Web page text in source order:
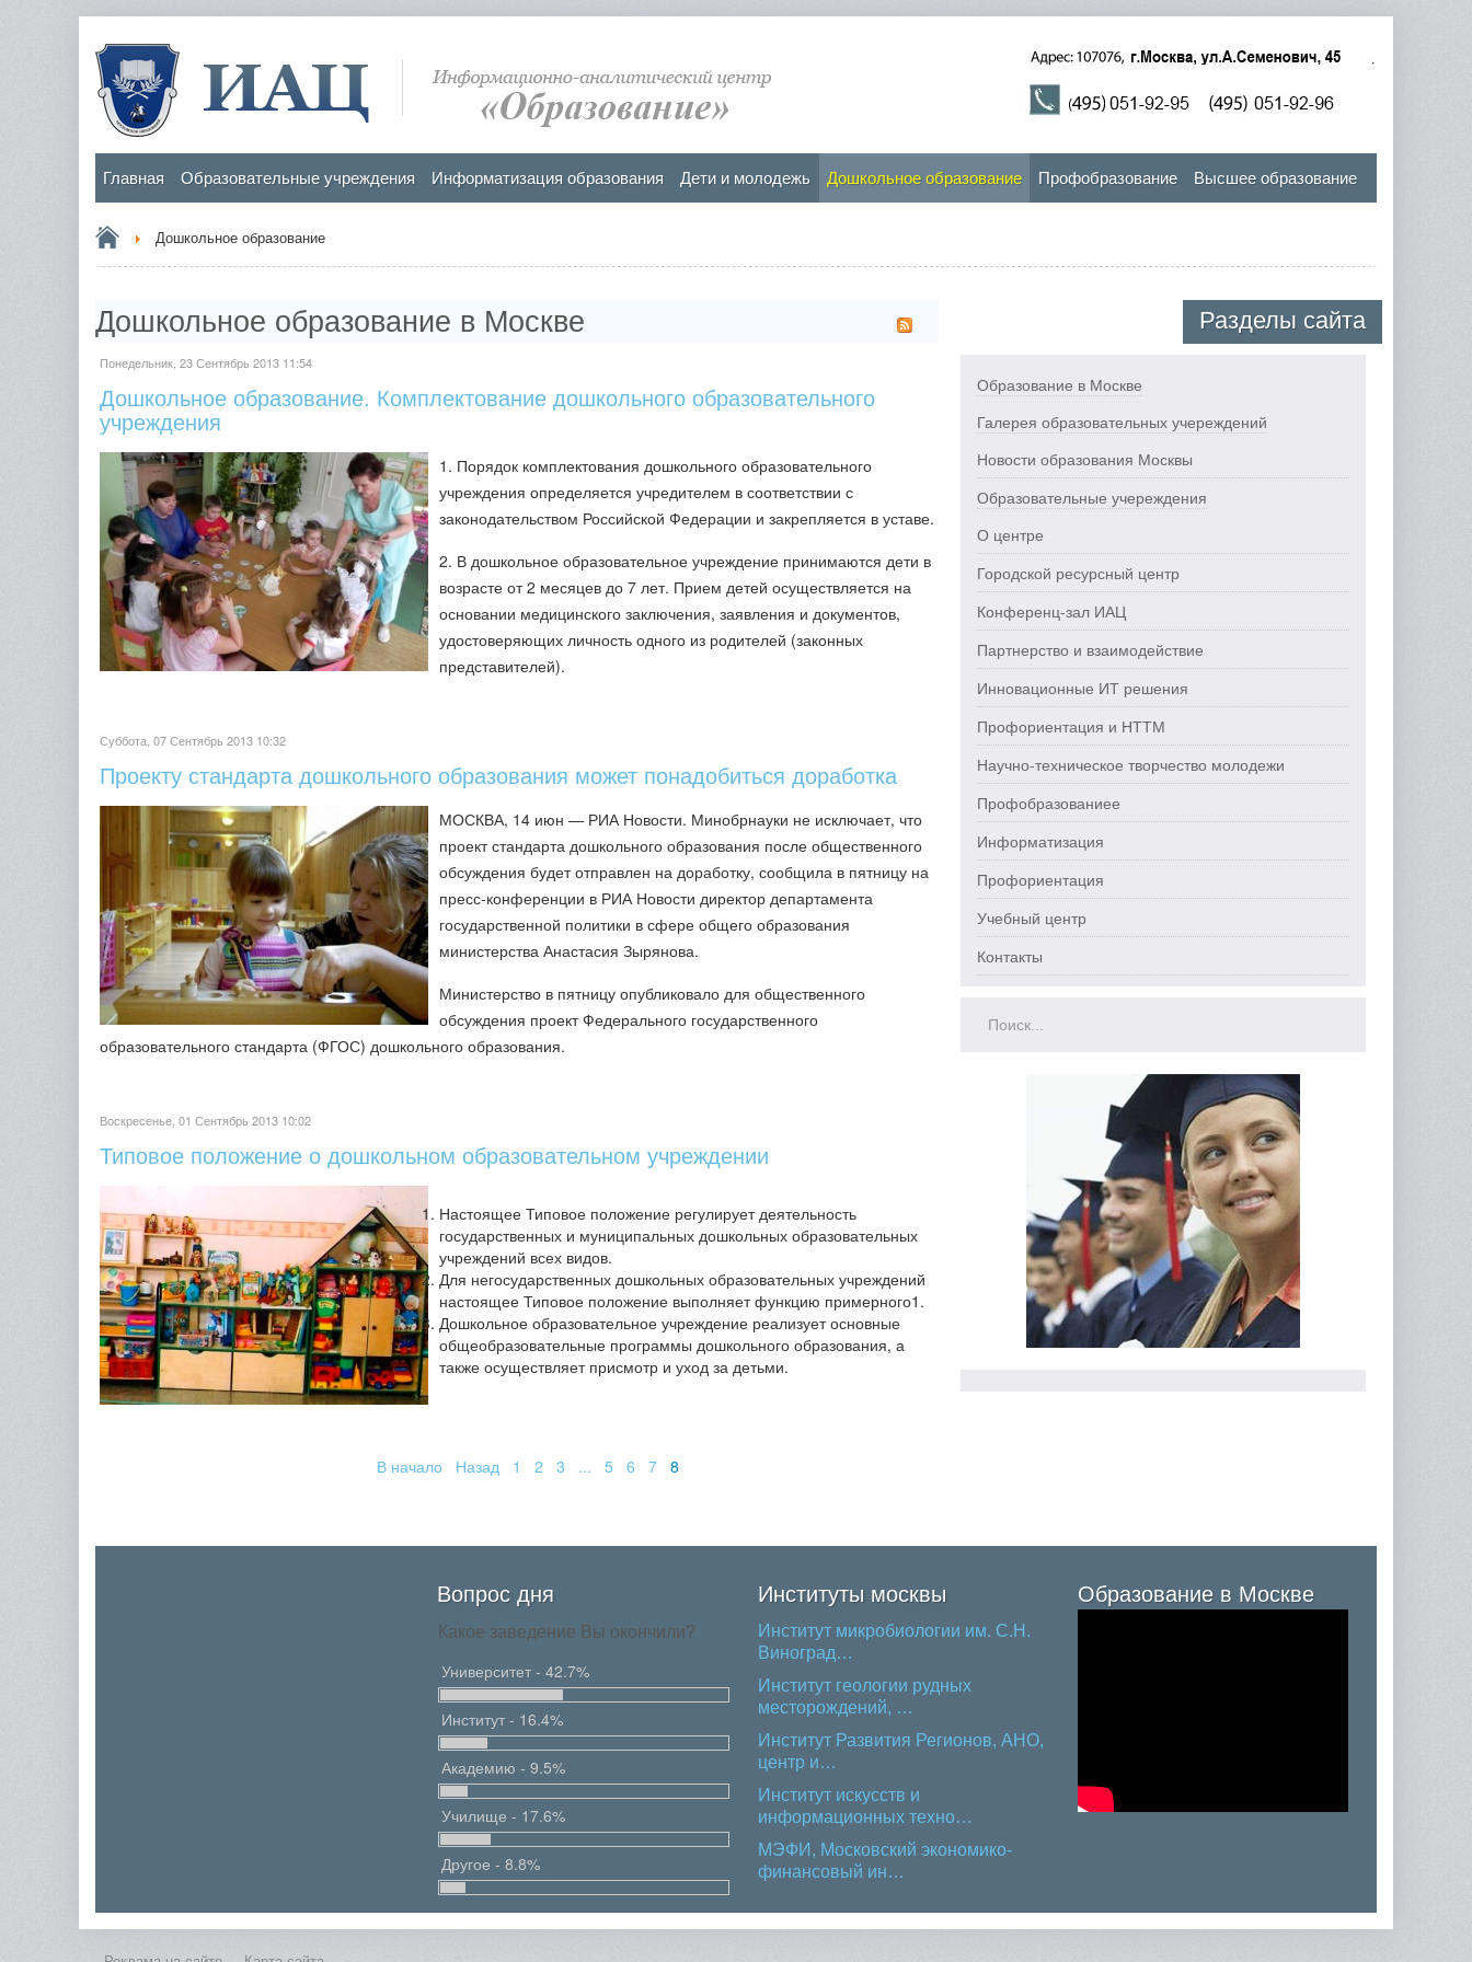
Главная Образовательные учреждения Информатизация образования Дети и молодежь Дошкольное образование Профобразование Высшее образование
Дошкольное образование
Дошкольное образование в Москве
Понедельник, 23 Сентябрь 2013 11:54
Дошкольное образование. Комплектование дошкольного образовательного
учреждения
1. Порядок комплектования дошкольного образовательного
учреждения определяется учредителем в соответствии с
законодательством Российской Федерации и закрепляется в уставе.
2. В дошкольное образовательное учреждение принимаются дети в
возрасте от 2 месяцев до 7 лет. Прием детей осуществляется на
основании медицинского заключения, заявления и документов,
удостоверяющих личность одного из родителей (законных
представителей).
Суббота, 07 Сентябрь 2013 10:32
Проекту стандарта дошкольного образования может понадобиться доработка
МОСКВА, 14 июн — РИА Новости. Минобрнауки не исключает, что
проект стандарта дошкольного образования после общественного
обсуждения будет отправлен на доработку, сообщила в пятницу на
пресс-конференции в РИА Новости директор департамента
государственной политики в сфере общего образования
министерства Анастасия Зырянова.
Министерство в пятницу опубликовало для общественного
обсуждения проект Федерального государственного
образовательного стандарта (ФГОС) дошкольного образования.
Воскресенье, 01 Сентябрь 2013 10:02
Типовое положение о дошкольном образовательном учреждении
Настоящее Типовое положение регулирует деятельность
государственных и муниципальных дошкольных образовательных
учреждений всех видов.
Для негосударственных дошкольных образовательных учреждений
настоящее Типовое положение выполняет функцию примерного1.
Дошкольное образовательное учреждение реализует основные
общеобразовательные программы дошкольного образования, а
также осуществляет присмотр и уход за детьми.
В начало Назад 1 2 3 ... 5 6 7 8
Разделы сайта
Образование в Москве
Галерея образовательных учереждений
Новости образования Москвы
Образовательные учереждения
О центре
Городской ресурсный центр
Конференц-зал ИАЦ
Партнерство и взаимодействие
Инновационные ИТ решения
Профориентация и НТТМ
Научно-техническое творчество молодежи
Профобразованиее
Информатизация
Профориентация
Учебный центр
Контакты
Вопрос дня
Какое заведение Вы окончили?
Университет - 42.7%
Институт - 16.4%
Академию - 9.5%
Училище - 17.6%
Другое - 8.8%
Институты москвы
Институт микробиологии им. С.Н.
Виноград…
Институт геологии рудных
месторождений, …
Институт Развития Регионов, АНО,
центр и…
Институт искусств и
информационных техно…
МЭФИ, Московский экономико-
финансовый ин…
Образование в Москве